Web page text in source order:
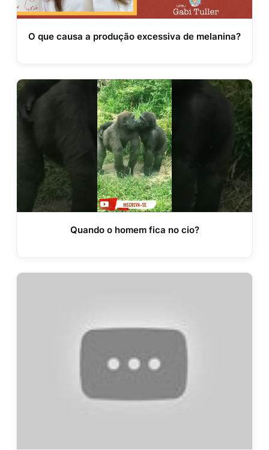
O que causa a produção excessiva de melanina?
Quando o homem fica no cio?